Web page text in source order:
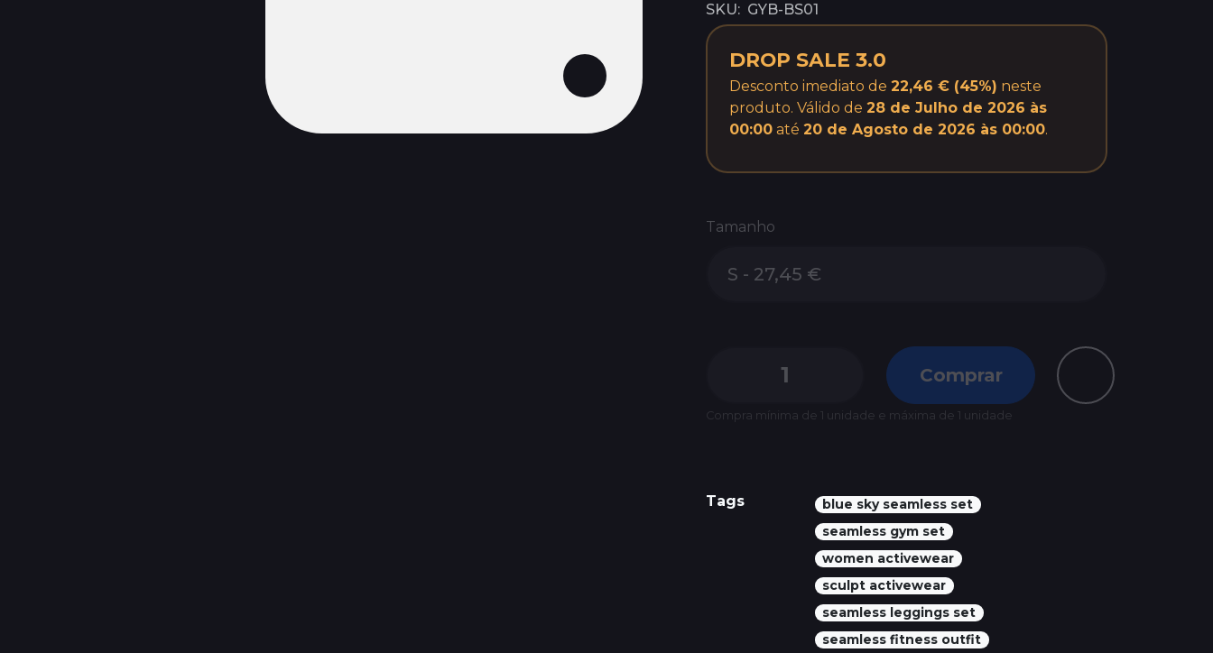
SKU: GYB-BS01
DROP SALE 3.0
Desconto imediato de 22,46 € (45%) neste
produto. Válido de 28 de Julho de 2026 às
00:00 até 20 de Agosto de 2026 às 00:00.
Tamanho
Comprar
Compra mínima de 1 unidade e máxima de 1 unidade
Tags
blue sky seamless set
seamless gym set
women activewear
sculpt activewear
seamless leggings set
seamless fitness outfit